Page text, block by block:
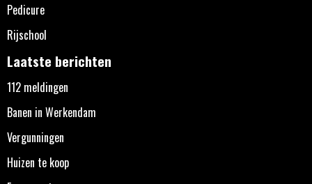
Pedicure
Rijschool
Laatste berichten
112 meldingen
Banen in Werkendam
Vergunningen
Huizen te koop